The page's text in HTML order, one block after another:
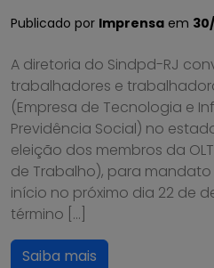
Publicado por Imprensa em
A diretoria do Sindpd-RJ
trabalhadores e
(Empresa de Tecnologia e
Previdência Social) no
eleição dos membros da
de Trabalho), para
início no próximo dia 22 de
término […]
Saiba mais